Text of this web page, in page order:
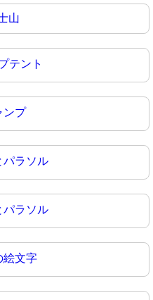
山
テント
ンプ
パラソル
パラソル
絵文字